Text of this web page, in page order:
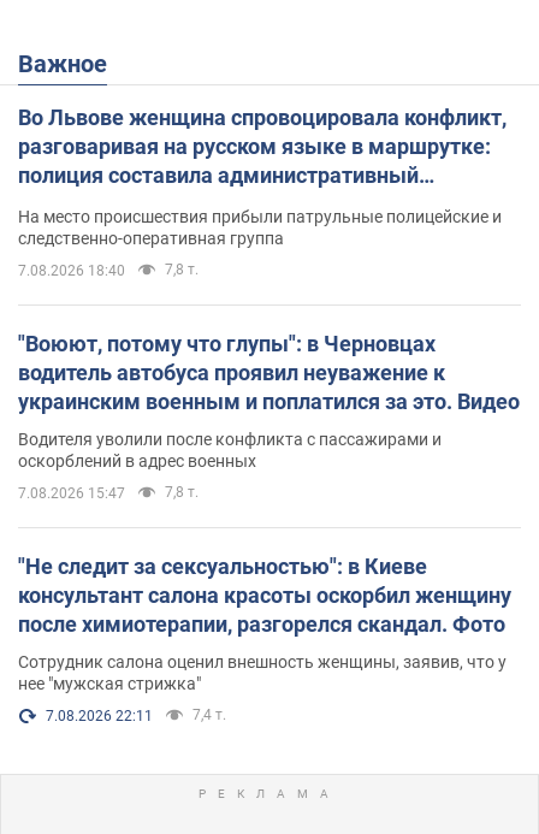
Важное
Во Львове женщина спровоцировала конфликт,
разговаривая на русском языке в маршрутке:
полиция составила административный
На место происшествия прибыли патрульные полицейские и
следственно-оперативная группа
7.08.2026 18:40 7,8 т.
"Воюют, потому что глупы": в Черновцах
водитель автобуса проявил неуважение к
украинским военным и поплатился за это. Видео
Водителя уволили после конфликта с пассажирами и
оскорблений в адрес военных
7.08.2026 15:47 7,8 т.
"Не следит за сексуальностью": в Киеве
консультант салона красоты оскорбил женщину
после химиотерапии, разгорелся скандал. Фото
Сотрудник салона оценил внешность женщины, заявив, что у
нее "мужская стрижка"
7.08.2026 22:11 7,4 т.